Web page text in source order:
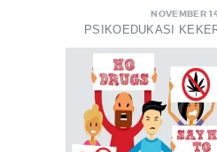
NOVEMBER
PSIKOEDUKASI